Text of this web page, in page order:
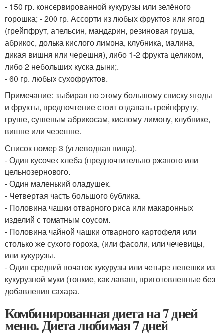
- 150 гр. консервированной кукурузы или зелёного
горошка; - 200 гр. Ассорти из любых фруктов или ягод
(грейпфрут, апельсин, мандарин, резиновая груша,
абрикос, долька кислого лимона, клубника, малина,
дикая вишня или черешня), либо 1-2 фрукта целиком,
либо 2 небольших куска дыни;.
- 60 гр. любых сухофруктов.
Примечание: выбирая по этому большому списку ягоды
и фрукты, предпочтение стоит отдавать грейпфруту,
груше, сушеным абрикосам, кислому лимону, клубнике,
вишне или черешне.
Список номер 3 (углеводная пища).
- Один кусочек хлеба (предпочтительно ржаного или
цельнозернового.
- Один маленький оладушек.
- Четвертая часть большого бублика.
- Половина чашки отварного риса или макаронных
изделий с томатным соусом.
- Половина чайной чашки отварного картофеля или
столько же сухого гороха, (или фасоли, или чечевицы,
или кукурузы.
- Один средний початок кукурузы или четыре лепешки из
кукурузной муки (тонкие, как лаваш, приготовленные без
добавления сахара.
Комбинированная диета на 7 дней
меню. Диета любимая 7 дней